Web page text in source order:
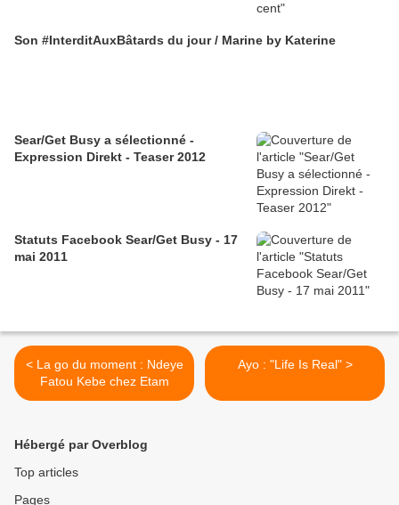
Son #InterditAuxBâtards du jour / Marine by Katerine
Sear/Get Busy a sélectionné -
Expression Direkt - Teaser 2012
Statuts Facebook Sear/Get Busy - 17
mai 2011
< La go du moment : Ndeye
Fatou Kebe chez Etam
Ayo : "Life Is Real" >
Hébergé par Overblog
Top articles
Pages